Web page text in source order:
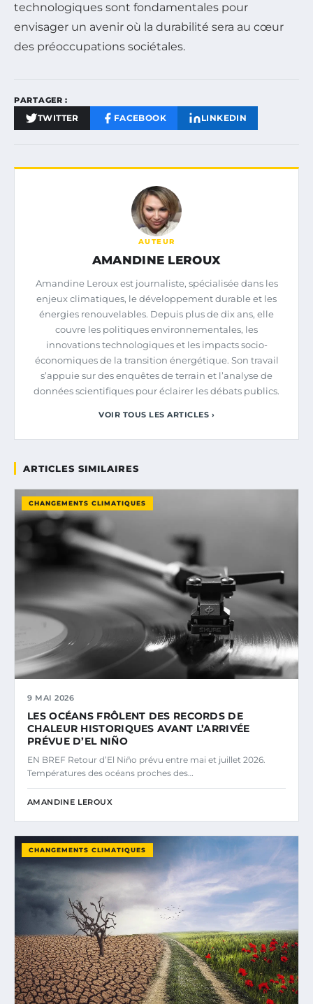
technologiques sont fondamentales pour
envisager un avenir où la durabilité sera au cœur
des préoccupations sociétales.
PARTAGER :
TWITTER FACEBOOK LINKEDIN
AUTEUR
AMANDINE LEROUX
Amandine Leroux est journaliste, spécialisée dans les
enjeux climatiques, le développement durable et les
énergies renouvelables. Depuis plus de dix ans, elle
couvre les politiques environnementales, les
innovations technologiques et les impacts socio-
économiques de la transition énergétique. Son travail
s’appuie sur des enquêtes de terrain et l’analyse de
données scientifiques pour éclairer les débats publics.
VOIR TOUS LES ARTICLES ›
ARTICLES SIMILAIRES
CHANGEMENTS CLIMATIQUES
9 MAI 2026
LES OCÉANS FRÔLENT DES RECORDS DE
CHALEUR HISTORIQUES AVANT L’ARRIVÉE
PRÉVUE D’EL NIÑO
EN BREF Retour d’El Niño prévu entre mai et juillet 2026.
Températures des océans proches des…
AMANDINE LEROUX
CHANGEMENTS CLIMATIQUES